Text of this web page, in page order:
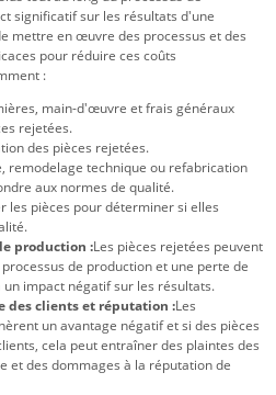
significatif sur les résultats d'une
mettre en œuvre des processus et des
pour réduire ces coûts
:
main-d'œuvre et frais généraux
rejetées.
des pièces rejetées.
remodelage technique ou refabrication
aux normes de qualité.
les pièces pour déterminer si elles
production :Les pièces rejetées peuvent
de production et une perte de
impact négatif sur les résultats.
des clients et réputation :Les
un avantage négatif et si des pièces
cela peut entraîner des plaintes des
et des dommages à la réputation de